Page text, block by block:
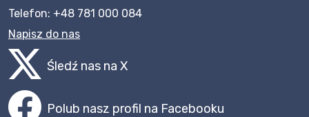
Telefon: +48 781 000 084
Napisz do nas
Śledź nas na X
Polub nasz profil na Facebooku